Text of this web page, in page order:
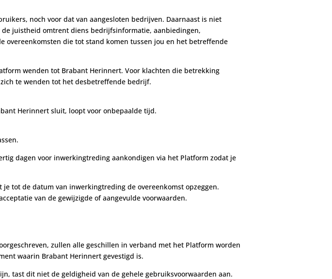
noch voor dat van aangesloten bedrijven. Daarnaast is niet
juistheid omtrent diens bedrijfsinformatie, aanbiedingen,
overeenkomsten die tot stand komen tussen jou en het betreffende
wenden tot Brabant Herinnert. Voor klachten die betrekking
te wenden tot het desbetreffende bedrijf.
Herinnert sluit, loopt voor onbepaalde tijd.
dagen voor inwerkingtreding aankondigen via het Platform zodat je
tot de datum van inwerkingtreding de overeenkomst opzeggen.
van de gewijzigde of aangevulde voorwaarden.
zullen alle geschillen in verband met het Platform worden
waarin Brabant Herinnert gevestigd is.
tast dit niet de geldigheid van de gehele gebruiksvoorwaarden aan.